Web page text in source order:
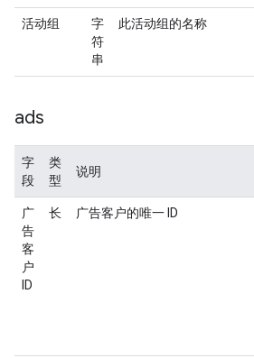
活动组
字
符
串
此活动组的名称
ads
字
段
类
型
说明
广
告
客
户
ID
长 广告客户的唯一 ID